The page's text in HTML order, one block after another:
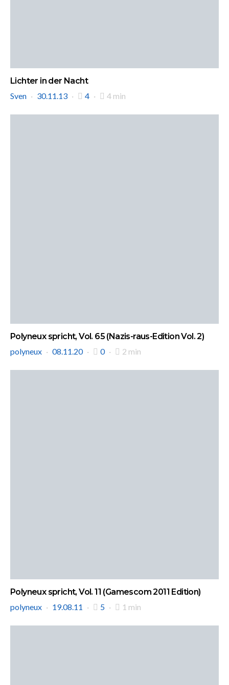
Lichter in der Nacht
Sven
30.11.13 4 4 min
Polyneux spricht, Vol. 65 (Nazis-raus-Edition Vol. 2)
polyneux
08.11.20 0 2 min
Polyneux spricht, Vol. 11 (Gamescom 2011 Edition)
polyneux
19.08.11 5 1 min